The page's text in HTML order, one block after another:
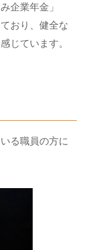
企業年金」
おり、健全な
じています。
る職員の方に